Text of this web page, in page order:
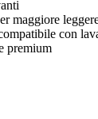
maggiore
con
premium